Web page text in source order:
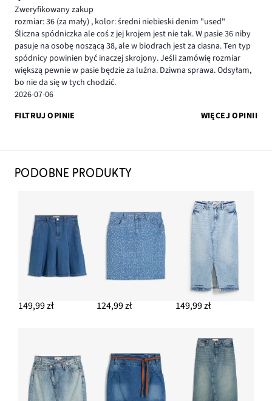
Zweryfikowany zakup
rozmiar: 36 (za mały) , kolor: średni niebieski denim "used"
Śliczna spódniczka ale coś z jej krojem jest nie tak. W pasie 36 niby
pasuje na osobę noszącą 38, ale w biodrach jest za ciasna. Ten typ
spódnicy powinien być inaczej skrojony. Jeśli zamówię rozmiar
większą pewnie w pasie będzie za luźna. Dziwna sprawa. Odsyłam,
bo nie da się w tych chodzić.
2026-07-06
FILTRUJ OPINIE
WIĘCEJ OPINII
PODOBNE PRODUKTY
149,99 zł 124,99 zł 149,99 zł